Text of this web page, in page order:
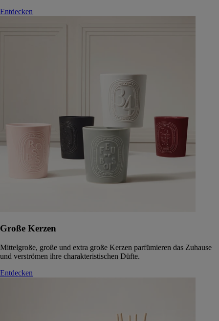
Entdecken
Große Kerzen
Mittelgroße, große und extra große Kerzen parfümieren das Zuhause
und verströmen ihre charakteristischen Düfte.
Entdecken